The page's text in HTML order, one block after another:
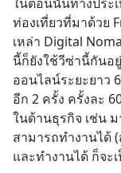
ท่องเที่ยวที่มาด้วย
เหล่า Digital
นี้ก็ยังใช้วีซ่านี้กันอ
ออนไลน์ระยะยาว
อีก 2 ครั้ง ครั้งละ
ในด้านธุรกิจ เช่น
สามารถทำงานได้
และทำงานได้ ก็จะ